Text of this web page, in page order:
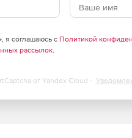
я соглашаюсь с Политикой
рассылок.
от Yandex Cloud -